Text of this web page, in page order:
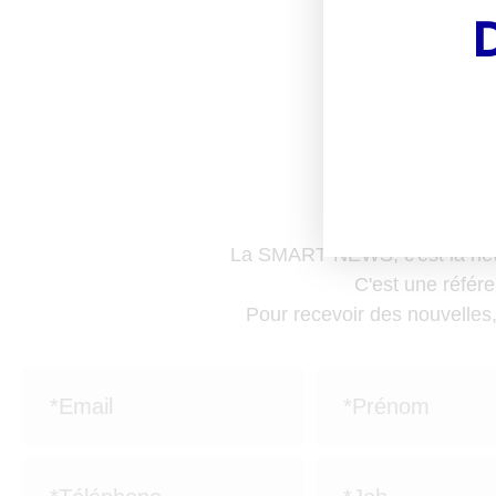
La SMART NEWS, c'est la
C'est une
Pour recevoir des